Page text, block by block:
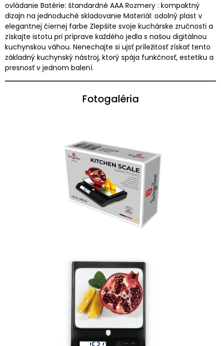
ovládanie Batérie: štandardné AAA Rozmery : kompaktný
dizajn na jednoduché skladovanie Materiál: odolný plast v
elegantnej čiernej farbe Zlepšite svoje kuchárske zručnosti a
získajte istotu pri príprave každého jedla s našou digitálnou
kuchynskou váhou. Nenechajte si ujsť príležitosť získať tento
základný kuchynský nástroj, ktorý spája funkčnosť, estetiku a
presnosť v jednom balení.
Fotogaléria